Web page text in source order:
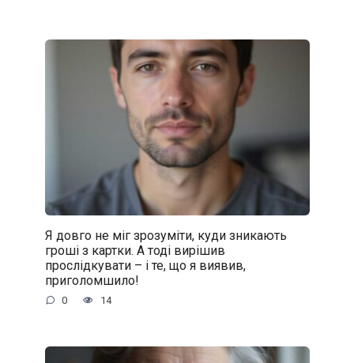
Я довго не міг зрозуміти, куди зникають
гроші з картки. А тоді вирішив
прослідкувати – і те, що я виявив,
приголомшило!
0 14